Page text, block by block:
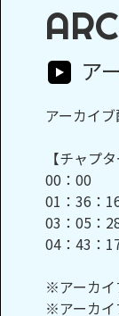
ア
アーカイ
【チャプ
00：00
01：36：
03：05：
04：43：
※アーカイ
※アーカイ